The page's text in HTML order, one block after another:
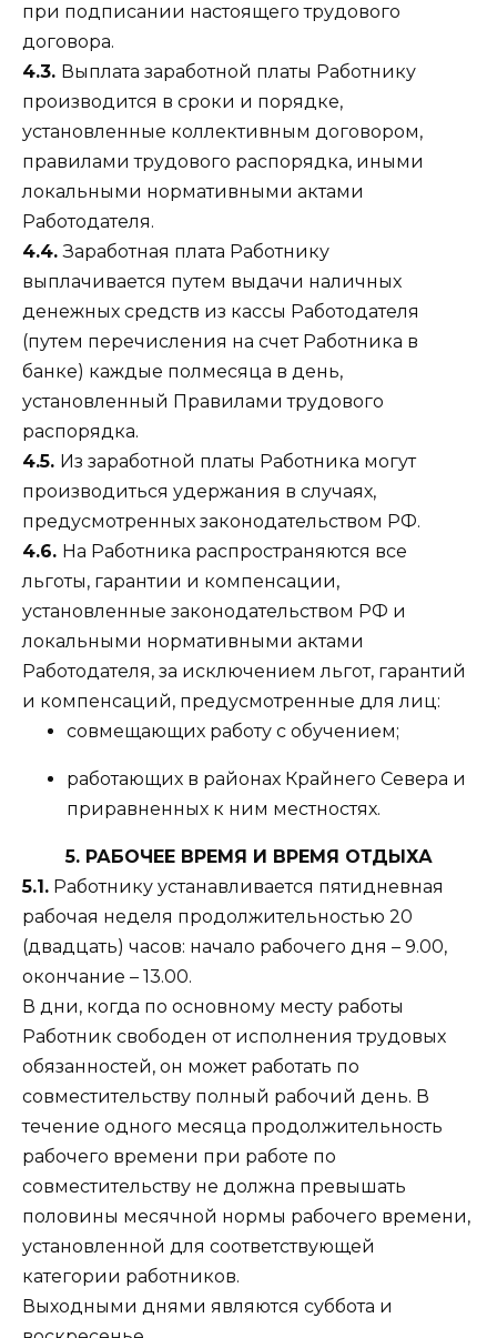
при подписании настоящего трудового
договора.
4.3. Выплата заработной платы Работнику
производится в сроки и порядке,
установленные коллективным договором,
правилами трудового распорядка, иными
локальными нормативными актами
Работодателя.
4.4.Заработная плата Работнику
выплачивается путем выдачи наличных
денежных средств из кассы Работодателя
(путем перечисления на счет Работника в
банке) каждые полмесяца в день,
установленный Правилами трудового
распорядка.
4.5. Из заработной платы Работника могут
производиться удержания в случаях,
предусмотренных законодательством РФ.
4.6. На Работника распространяются все
льготы, гарантии и компенсации,
установленные законодательством РФ и
локальными нормативными актами
Работодателя, за исключением льгот, гарантий
и компенсаций, предусмотренные для лиц:
совмещающих работу с обучением;
работающих в районах Крайнего Севера и
приравненных к ним местностях.
5. РАБОЧЕЕ ВРЕМЯ И ВРЕМЯ ОТДЫХА
5.1. Работнику устанавливается пятидневная
рабочая неделя продолжительностью 20
(двадцать) часов: начало рабочего дня – 9.00,
окончание – 13.00.
В дни, когда по основному месту работы
Работник свободен от исполнения трудовых
обязанностей, он может работать по
совместительству полный рабочий день. В
течение одного месяца продолжительность
рабочего времени при работе по
совместительству не должна превышать
половины месячной нормы рабочего времени,
установленной для соответствующей
категории работников.
Выходными днями являются суббота и